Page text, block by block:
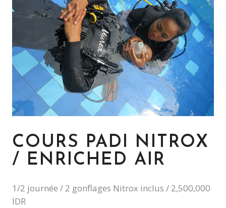
COURS PADI NITROX
/ ENRICHED AIR
1/2 journée / 2 gonflages Nitrox inclus / 2,500,000
IDR